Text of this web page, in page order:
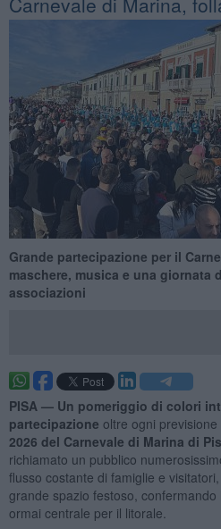
Grande partecipazione per il
maschere, musica e una giornata
associazioni
PISA — Un pomeriggio di colori
partecipazione oltre ogni
2026 del Carnevale di Marina di
richiamato un pubblico
flusso costante di famiglie e
grande spazio festoso,
ormai centrale per il litorale.